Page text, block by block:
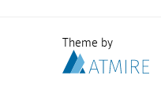
Theme by